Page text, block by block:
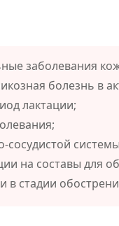
заболевания
болезнь в
лактации;
на составы для
в стадии